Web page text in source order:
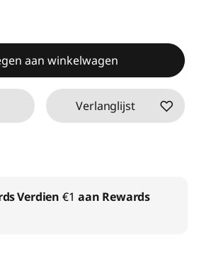
aan winkelwagen
Verlanglijst
Verdien€1 aan Rewards